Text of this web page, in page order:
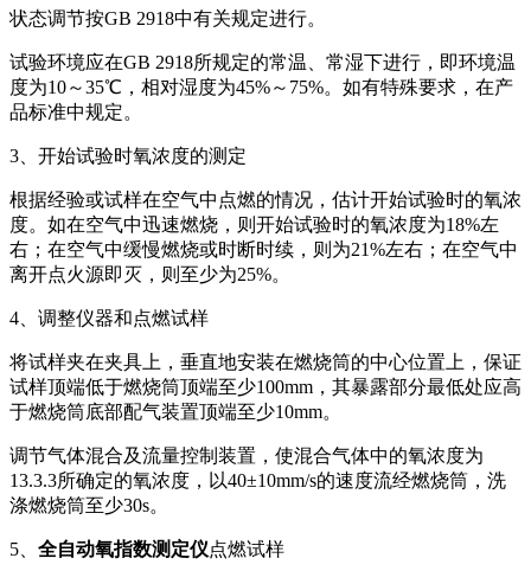
状态调节按GB 2918中有关规定进行。
试验环境应在GB 2918所规定的常温、常湿下进行，即环境温
度为10～35℃，相对湿度为45%～75%。如有特殊要求，在产
品标准中规定。
3、开始试验时氧浓度的测定
根据经验或试样在空气中点燃的情况，估计开始试验时的氧浓
度。如在空气中迅速燃烧，则开始试验时的氧浓度为18%左
右；在空气中缓慢燃烧或时断时续，则为21%左右；在空气中
离开点火源即灭，则至少为25%。
4、调整仪器和点燃试样
将试样夹在夹具上，垂直地安装在燃烧筒的中心位置上，保证
试样顶端低于燃烧筒顶端至少100mm，其暴露部分最低处应高
于燃烧筒底部配气装置顶端至少10mm。
调节气体混合及流量控制装置，使混合气体中的氧浓度为
13.3.3所确定的氧浓度，以40±10mm/s的速度流经燃烧筒，洗
涤燃烧筒至少30s。
5、 全自动氧指数测定仪点燃试样